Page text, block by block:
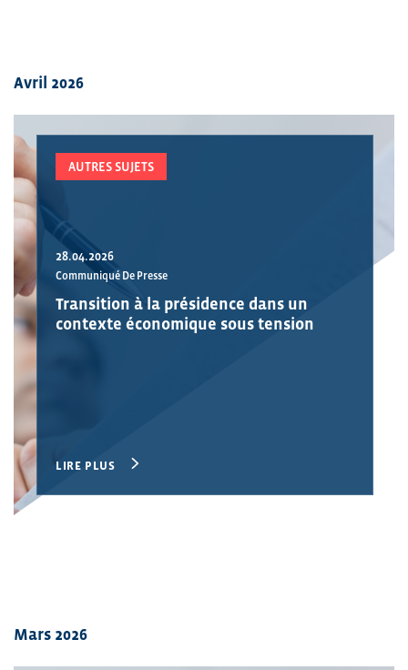
Avril 2026
AUTRES SUJETS
28.04.2026
Communiqué De Presse
Transition à la présidence dans un
contexte économique sous tension
LIRE PLUS
Mars 2026